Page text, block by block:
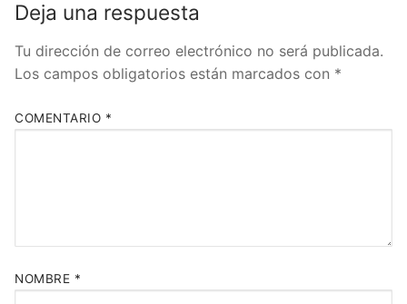
Deja una respuesta
Tu dirección de correo electrónico no será publicada.
Los campos obligatorios están marcados con *
COMENTARIO *
NOMBRE *